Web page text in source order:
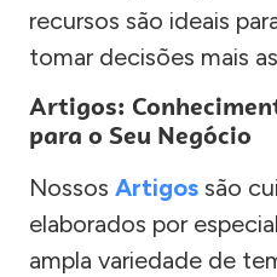
recursos são ideais
tomar decisões mais
Artigos:
para o Seu Negócio
Nossos Artigos são
elaborados por
ampla variedade de